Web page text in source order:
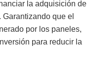
la adquisición de
que el
por los paneles,
para reducir la